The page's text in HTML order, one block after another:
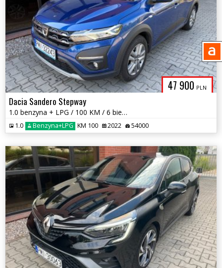
47 900 PLN
Dacia Sandero Stepway
1.0 benzyna + LPG / 100 KM / 6 biegów / zarej w PL / zadbany / zamiana
1.0 Benzyna+LPG KM 100 2022 54000